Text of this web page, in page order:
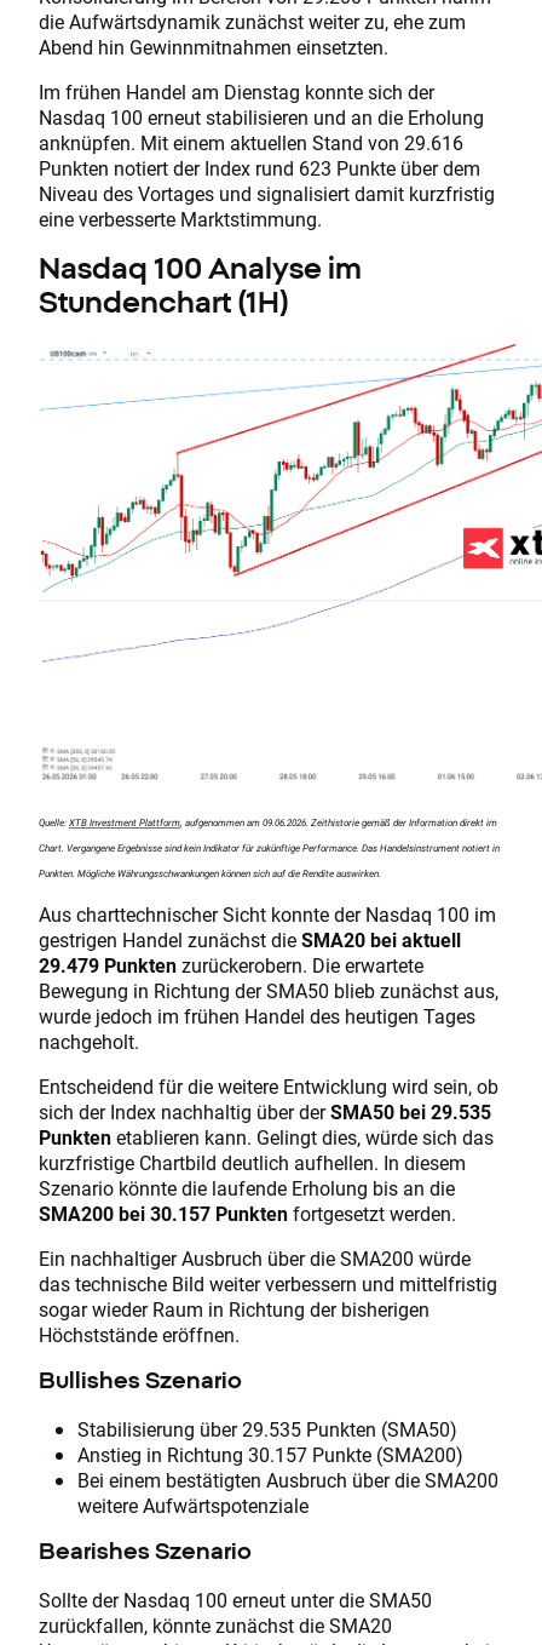
die Aufwärtsdynamik zunächst weiter zu, ehe zum
Abend hin Gewinnmitnahmen einsetzten.
Im frühen Handel am Dienstag konnte sich der
Nasdaq 100 erneut stabilisieren und an die Erholung
anknüpfen. Mit einem aktuellen Stand von 29.616
Punkten notiert der Index rund 623 Punkte über dem
Niveau des Vortages und signalisiert damit kurzfristig
eine verbesserte Marktstimmung.
Nasdaq 100 Analyse im
Stundenchart (1H)
Quelle: XTB Investment Plattform, aufgenommen am 09.06.2026. Zeithistorie gemäß der Information direkt im
Chart. Vergangene Ergebnisse sind kein Indikator für zukünftige Performance. Das Handelsinstrument notiert in
Punkten. Mögliche Währungsschwankungen können sich auf die Rendite auswirken.
Aus charttechnischer Sicht konnte der Nasdaq 100 im
gestrigen Handel zunächst dieSMA20 bei aktuell
29.479 Punktenzurückerobern. Die erwartete
Bewegung in Richtung der SMA50 blieb zunächst aus,
wurde jedoch im frühen Handel des heutigen Tages
nachgeholt.
Entscheidend für die weitere Entwicklung wird sein, ob
sich der Index nachhaltig über derSMA50 bei 29.535
Punktenetablieren kann. Gelingt dies, würde sich das
kurzfristige Chartbild deutlich aufhellen. In diesem
Szenario könnte die laufende Erholung bis an die
SMA200 bei 30.157 Punktenfortgesetzt werden.
Ein nachhaltiger Ausbruch über die SMA200 würde
das technische Bild weiter verbessern und mittelfristig
sogar wieder Raum in Richtung der bisherigen
Höchststände eröffnen.
Bullishes Szenario
Stabilisierung über 29.535 Punkten (SMA50)
Anstieg in Richtung 30.157 Punkte (SMA200)
Bei einem bestätigten Ausbruch über die SMA200
weitere Aufwärtspotenziale
Bearishes Szenario
Sollte der Nasdaq 100 erneut unter die SMA50
zurückfallen, könnte zunächst die SMA20